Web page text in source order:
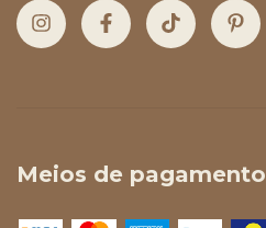
Meios de pagamento